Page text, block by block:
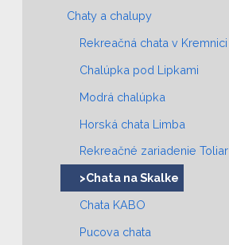
Chaty a chalupy
Rekreačná chata v Kremnici
Chalúpka pod Lipkami
Modrá chalúpka
Horská chata Limba
Rekreačné zariadenie Toliar
>Chata na Skalke
Chata KABO
Pucova chata